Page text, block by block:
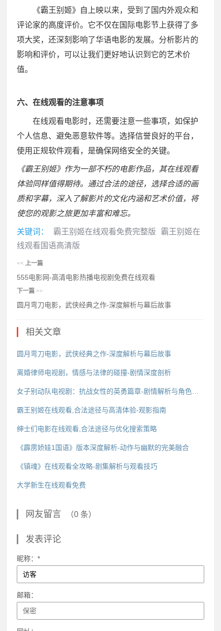
《霸王别姬》自上映以来，受到了国内外观众和
评论家的高度评价。它不仅在国际电影节上获得了多
项大奖，还深刻影响了华语电影的发展。分析影片的
影响和评价，可以让我们更好地认识到它的艺术价
值。
六、在线观看的注意事项
在线观看电影时，还需要注意一些事项，如保护
个人信息、避免恶意软件等。选择信誉良好的平台，
使用正规软件观看，是确保网络安全的关键。
《霸王别姬》作为一部不朽的电影作品，其在线观看
体验同样值得期待。通过合法的途径，选择合适的画
质和字幕，深入了解影片的文化内涵和艺术价值，将
使您的观影之旅更加丰富和难忘。
关键词： 霸王别姬在线观看免费完整版
霸王别姬在
线观看国语高清版
<< 上一篇
555电影网-高清电影热播电视剧免费在线观看
下一篇 >>
圆月弯刀电影，武侠经典之作-深度解析与幕后故事
相关文章
圆月弯刀电影，武侠经典之作-深度解析与幕后故事
离婚律师电视剧，情感与法律的碰撞-剧情深度剖析
霸王别姬在线观看,合法途径与高清体验-观影指南
绅士们电影在线观看,合法途径与优化搜索策略
《霹雳娇娃1国语》版本深度解析-动作与幽默的完美融合
《镇魂》在线观看全攻略-剧集解析与观看技巧
大学新生在线观看免费
网友留言 （0 条）
发表评论
昵称：*
邮箱：